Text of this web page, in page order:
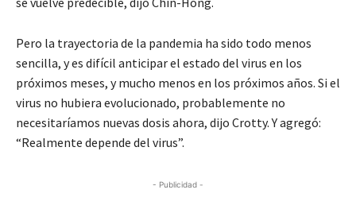
Pero la trayectoria de la pandemia ha sido todo menos
sencilla, y es difícil anticipar el estado del virus en los
próximos meses, y mucho menos en los próximos años. Si el
virus no hubiera evolucionado, probablemente no
necesitaríamos nuevas dosis ahora, dijo Crotty. Y agregó:
“Realmente depende del virus”.
- Publicidad -